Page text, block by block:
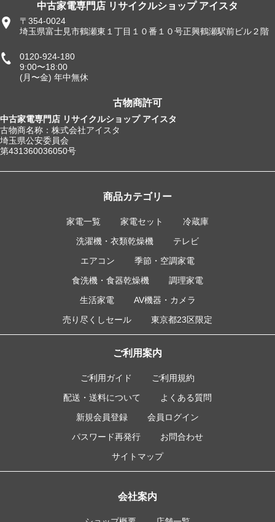
中古家電専門店 リサイクルショップ アイスタ
〒354-0024
埼玉県富士見市鶴瀬東１丁目１０番１０号正興鶴瀬駅前ビル２階
0120-924-180
9:00〜18:00
(月〜金) 年中無休
古物商許可
中古家電専門店 リサイクルショップ アイスタ
古物商名称：株式会社アイスタ
埼玉県公安委員会
第431360036050号
商品カテゴリー
家電一覧 家電セット
冷蔵庫
洗濯機・衣類乾燥機
テレビ
エアコン
季節・空調家電
食洗機・食器乾燥機
調理家電
生活家電
AV機器・カメラ
売り尽くしセール
東京都23区限定
ご利用案内
ご利用ガイド
ご利用規約
配送・送料について
よくある質問
新規会員登録
会員ログイン
パスワード再発行
お問合わせ
サイトマップ
会社案内